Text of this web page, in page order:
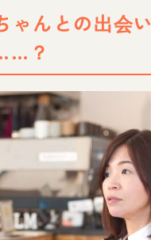
生活
危険
ゃんとの出会
？